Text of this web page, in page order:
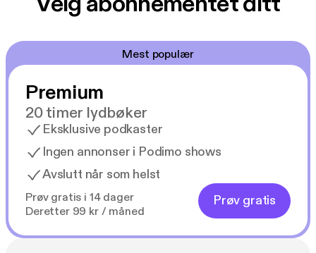
Mest populær
Premium
20 timer lydbøker
Eksklusive podkaster
Ingen annonser i Podimo shows
Avslutt når som helst
Prøv gratis i 14 dager
Deretter 99 kr / måned
Prøv gratis